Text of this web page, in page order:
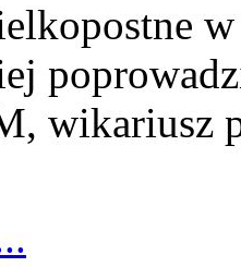
wikariusz